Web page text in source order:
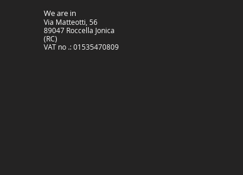
We are in
Via Matteotti, 56
89047 Roccella Jonica
(RC)
VAT no .: 01535470809